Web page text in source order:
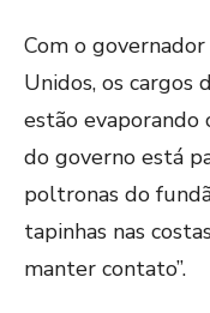
Com o governador
Unidos, os cargos
estão evaporando
do governo está
poltronas do
tapinhas nas
manter contato”.